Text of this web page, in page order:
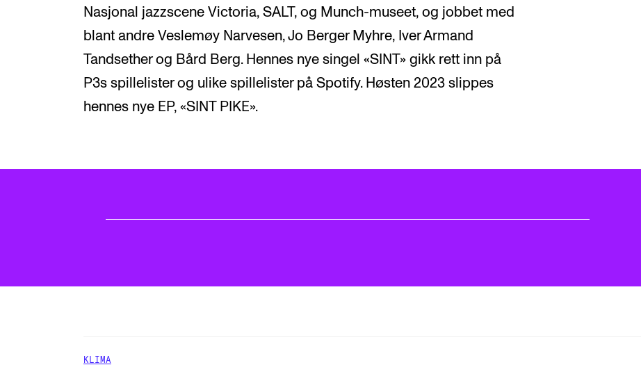
Nasjonal jazzscene Victoria, SALT, og Munch-museet, og jobbet med
blant andre Veslemøy Narvesen, Jo Berger Myhre, Iver Armand
Tandsether og Bård Berg. Hennes nye singel «SINT» gikk rett inn på
P3s spillelister og ulike spillelister på Spotify. Høsten 2023 slippes
hennes nye EP, «SINT PIKE».
KLIMA